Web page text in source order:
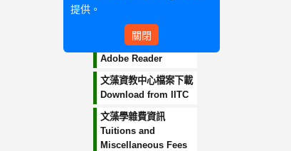
Registered and loss
reporting
Adobe Reader
文藻資教中心檔案下載
Download from IITC
文藻學雜費資訊
Tuitions and
Miscellaneous Fees
提供。
關閉